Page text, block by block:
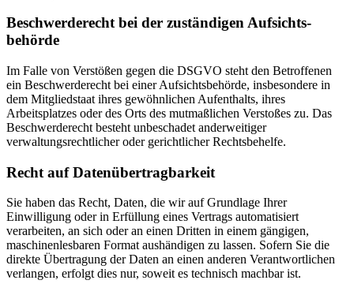
Beschwerde­recht bei der zuständigen Aufsichts­
behörde
Im Falle von Verstößen gegen die DSGVO steht den Betroffenen
ein Beschwerderecht bei einer Aufsichtsbehörde, insbesondere in
dem Mitgliedstaat ihres gewöhnlichen Aufenthalts, ihres
Arbeitsplatzes oder des Orts des mutmaßlichen Verstoßes zu. Das
Beschwerderecht besteht unbeschadet anderweitiger
verwaltungsrechtlicher oder gerichtlicher Rechtsbehelfe.
Recht auf Daten­übertrag­barkeit
Sie haben das Recht, Daten, die wir auf Grundlage Ihrer
Einwilligung oder in Erfüllung eines Vertrags automatisiert
verarbeiten, an sich oder an einen Dritten in einem gängigen,
maschinenlesbaren Format aushändigen zu lassen. Sofern Sie die
direkte Übertragung der Daten an einen anderen Verantwortlichen
verlangen, erfolgt dies nur, soweit es technisch machbar ist.